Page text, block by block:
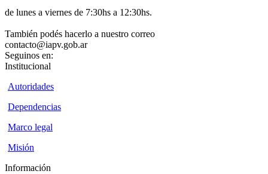
de lunes a viernes de 7:30hs a 12:30hs.
También podés hacerlo a nuestro correo
contacto@iapv.gob.ar
Seguinos en:
Institucional
Autoridades
Dependencias
Marco legal
Misión
Información